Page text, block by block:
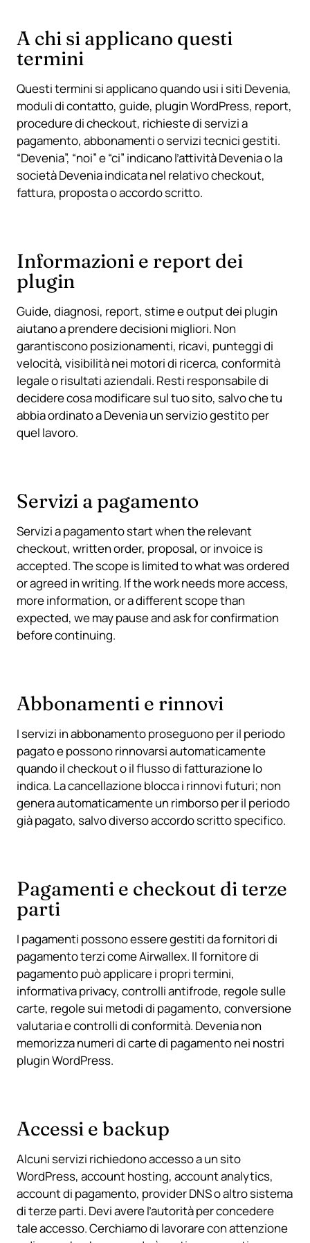
A chi si applicano questi
termini
Questi termini si applicano quando usi i siti Devenia,
moduli di contatto, guide, plugin WordPress, report,
procedure di checkout, richieste di servizi a
pagamento, abbonamenti o servizi tecnici gestiti.
“Devenia”, “noi” e “ci” indicano l’attività Devenia o la
società Devenia indicata nel relativo checkout,
fattura, proposta o accordo scritto.
Informazioni e report dei
plugin
Guide, diagnosi, report, stime e output dei plugin
aiutano a prendere decisioni migliori. Non
garantiscono posizionamenti, ricavi, punteggi di
velocità, visibilità nei motori di ricerca, conformità
legale o risultati aziendali. Resti responsabile di
decidere cosa modificare sul tuo sito, salvo che tu
abbia ordinato a Devenia un servizio gestito per
quel lavoro.
Servizi a pagamento
Servizi a pagamento start when the relevant
checkout, written order, proposal, or invoice is
accepted. The scope is limited to what was ordered
or agreed in writing. If the work needs more access,
more information, or a different scope than
expected, we may pause and ask for confirmation
before continuing.
Abbonamenti e rinnovi
I servizi in abbonamento proseguono per il periodo
pagato e possono rinnovarsi automaticamente
quando il checkout o il flusso di fatturazione lo
indica. La cancellazione blocca i rinnovi futuri; non
genera automaticamente un rimborso per il periodo
già pagato, salvo diverso accordo scritto specifico.
Pagamenti e checkout di terze
parti
I pagamenti possono essere gestiti da fornitori di
pagamento terzi come Airwallex. Il fornitore di
pagamento può applicare i propri termini,
informativa privacy, controlli antifrode, regole sulle
carte, regole sui metodi di pagamento, conversione
valutaria e controlli di conformità. Devenia non
memorizza numeri di carte di pagamento nei nostri
plugin WordPress.
Accessi e backup
Alcuni servizi richiedono accesso a un sito
WordPress, account hosting, account analytics,
account di pagamento, provider DNS o altro sistema
di terze parti. Devi avere l’autorità per concedere
tale accesso. Cerchiamo di lavorare con attenzione